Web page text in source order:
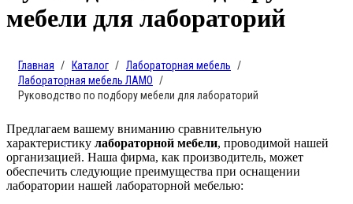
мебели для лабораторий
Главная Каталог
Лабораторная мебель
Лабораторная мебель ЛАМО
Руководство по подбору мебели для лабораторий
Предлагаем вашему вниманию сравнительную
характеристику лабораторной мебели, проводимой нашей
организацией. Наша фирма, как производитель, может
обеспечить следующие преимущества при оснащении
лаборатории нашей лабораторной мебелью: